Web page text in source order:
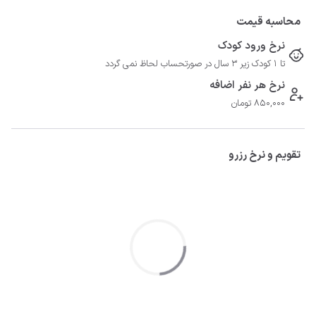
محاسبه قیمت
نرخ ورود کودک
تا 1 کودک زیر 3 سال در صورتحساب لحاظ نمی گردد
نرخ هر نفر اضافه
850,000 تومان
تقویم و نرخ رزرو